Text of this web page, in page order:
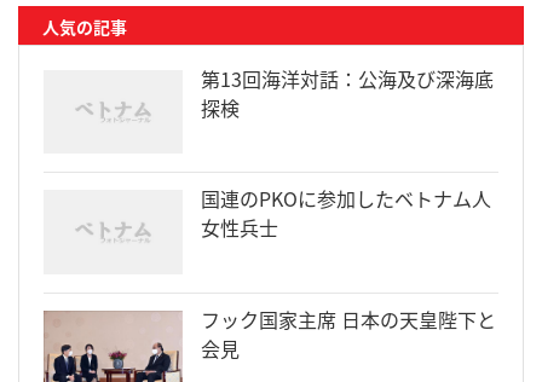
人気の記事
第13回海洋対話：公海及び深海底
探検
国連のPKOに参加したベトナム人
女性兵士
フック国家主席 日本の天皇陛下と
会見